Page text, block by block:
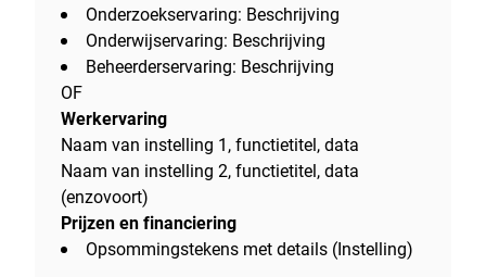
Onderzoekservaring: Beschrijving
Onderwijservaring: Beschrijving
Beheerderservaring: Beschrijving
OF
Werkervaring
Naam van instelling 1, functietitel, data
Naam van instelling 2, functietitel, data
(enzovoort)
Prijzen en financiering
Opsommingstekens met details (Instelling)